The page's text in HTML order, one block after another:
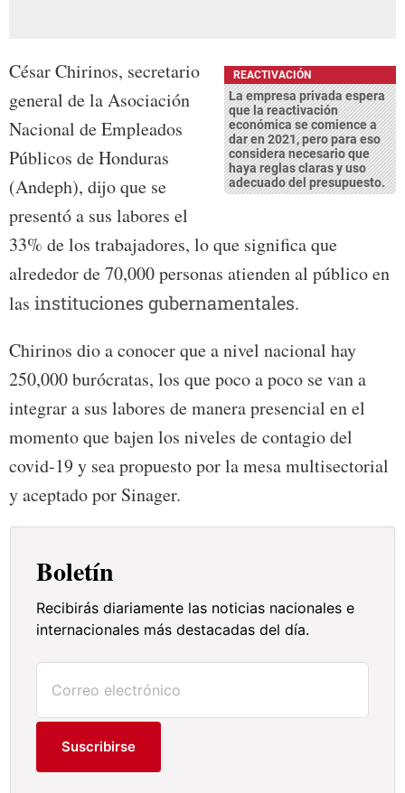
REACTIVACIÓN
La empresa privada espera
que la reactivación
económica se comience a
dar en 2021, pero para eso
considera necesario que
haya reglas claras y uso
adecuado del presupuesto.
César Chirinos, secretario
general de la Asociación
Nacional de Empleados
Públicos de Honduras
(Andeph), dijo que se
presentó a sus labores el
33% de los trabajadores, lo que significa que
alrededor de 70,000 personas atienden al público en
las instituciones gubernamentales.
Chirinos dio a conocer que a nivel nacional hay
250,000 burócratas, los que poco a poco se van a
integrar a sus labores de manera presencial en el
momento que bajen los niveles de contagio del
covid-19 y sea propuesto por la mesa multisectorial
y aceptado por Sinager.
Boletín
Recibirás diariamente las noticias nacionales e
internacionales más destacadas del día.
Suscribirse